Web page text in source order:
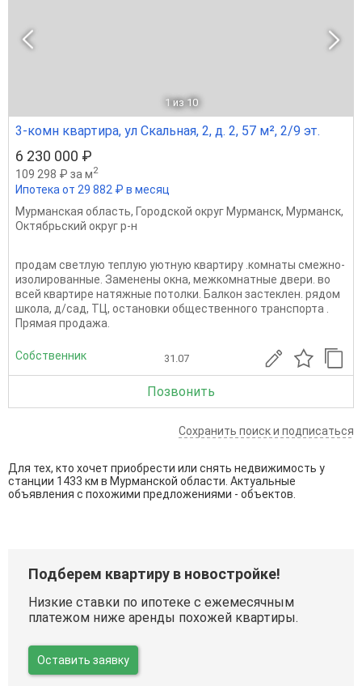
1 из 10
3-комн квартира, ул Скальная, 2, д. 2, 57 м², 2/9 эт.
6 230 000 ₽
109 298 ₽ за м2
Ипотека от 29 882 ₽ в месяц
Мурманская область, Городской округ Мурманск, Мурманск,
Октябрьский округ р-н
продам светлую теплую уютную квартиру .комнаты смежно-
изолированные. Заменены окна, межкомнатные двери. во
всей квартире натяжные потолки. Балкон застеклен. рядом
школа, д/сад, ТЦ, остановки общественного транспорта .
Прямая продажа.
Собственник 31.07
Позвонить
Сохранить поиск и подписаться
Для тех, кто хочет приобрести или снять недвижимость у
станции 1433 км в Мурманской области. Актуальные
объявления с похожими предложениями - объектов.
Подберем квартиру в новостройке!
Низкие ставки по ипотеке с ежемесячным
платежом ниже аренды похожей квартиры.
Оставить заявку